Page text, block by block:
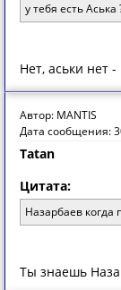
у тебя есть Аська
Нет, аськи нет
Автор: MANTIS
Дата сообщения:
Tatan
Цитата:
Назарбаев когда
Ты знаешь